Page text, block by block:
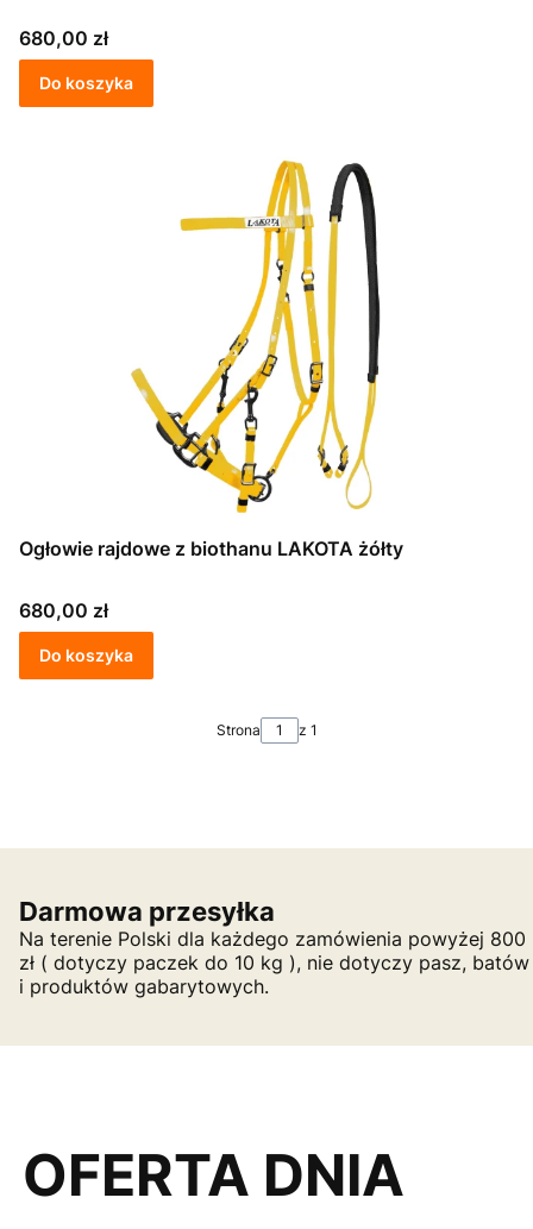
Cena
680,00 zł
Do koszyka
Ogłowie rajdowe z biothanu LAKOTA żółty
Cena
680,00 zł
Do koszyka
Strona z 1
Darmowa przesyłka
Na terenie Polski dla każdego zamówienia powyżej 800
zł ( dotyczy paczek do 10 kg ), nie dotyczy pasz, batów
i produktów gabarytowych.
OFERTA DNIA